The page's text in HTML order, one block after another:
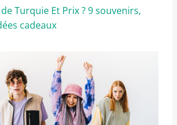
Turquie Et Prix ? 9 souvenirs,
cadeaux